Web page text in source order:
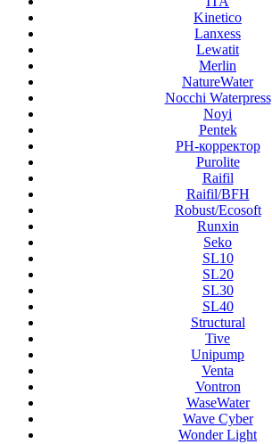
Kinetico
Lanxess
Lewatit
Merlin
NatureWater
Nocchi Waterpress
Noyi
Pentek
PH-корректор
Purolite
Raifil
Raifil/BFH
Robust/Ecosoft
Runxin
Seko
SL10
SL20
SL30
SL40
Structural
Tive
Unipump
Venta
Vontron
WaseWater
Wave Cyber
Wonder Light